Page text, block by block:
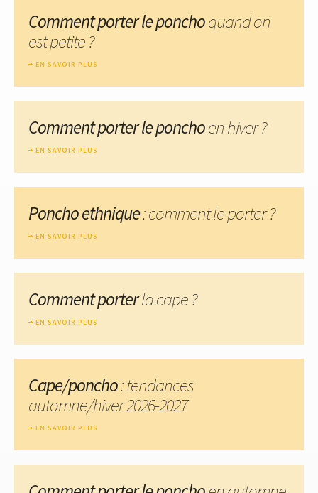
Comment porter le ponchoquand on
est petite ?
EN SAVOIR PLUS
Comment porter le ponchoen hiver ?
EN SAVOIR PLUS
Poncho ethnique: comment le porter ?
EN SAVOIR PLUS
Comment porterla cape ?
EN SAVOIR PLUS
Cape/poncho: tendances
automne/hiver 2026-2027
EN SAVOIR PLUS